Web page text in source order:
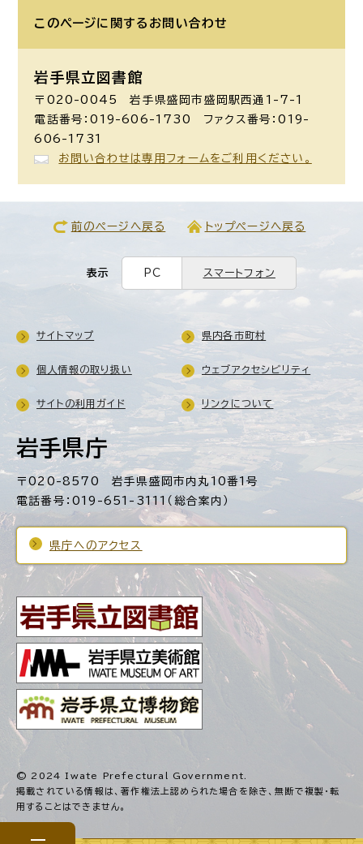
このページに関する お問い合わせ
岩手県立図書館
〒020-0045 岩手県盛岡市盛岡駅西通1-7-1
電話番号：019-606-1730 ファクス番号：019-
606-1731
お問い合わせは専用フォームをご利用ください。
前のページへ戻る トップページへ戻る
表示 PC スマートフォン
岩手県庁
〒020-8570 岩手県盛岡市内丸10番1号
電話番号：019-651-3111（総合案内）
県庁へのアクセス
サイトマップ 県内各市町村
個人情報の取り扱い ウェブアクセシビリティ
サイトの利用ガイド リンクについて
© 2024 Iwate Prefectural Government.
掲載されている情報は、著作権法上認められた場合を除き、無断で複製・転
用することはできません。